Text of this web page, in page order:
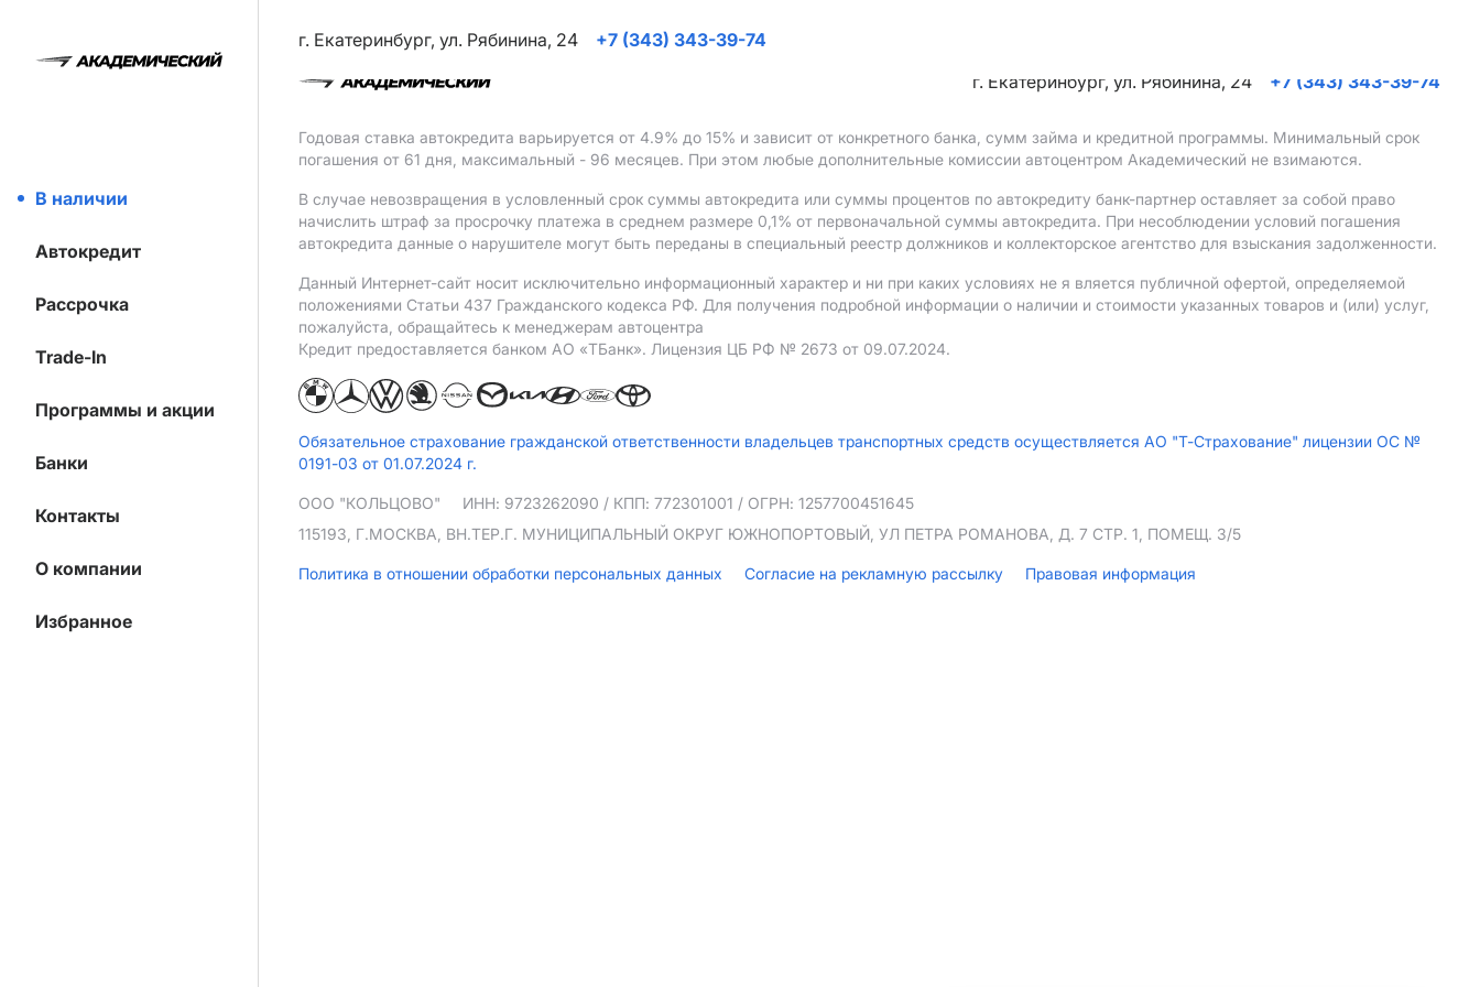
В наличии
Автокредит
Рассрочка
Trade-In
Программы и акции
Банки
Контакты
О компании
Избранное
г. Екатеринбург, ул. Рябинина, 24
+7 (343) 343-39-74
г. Екатеринбург, ул. Рябинина, 24
+7 (343) 343-39-74
Годовая ставка автокредита варьируется от 4.9% до 15% и зависит от конкретного банка, сумм займа и кредитной программы. Минимальный срок
погашения от 61 дня, максимальный - 96 месяцев. При этом любые дополнительные комиссии автоцентром Академический не взимаются.
В случае невозвращения в условленный срок суммы автокредита или суммы процентов по автокредиту банк-партнер оставляет за собой право
начислить штраф за просрочку платежа в среднем размере 0,1% от первоначальной суммы автокредита. При несоблюдении условий погашения
автокредита данные о нарушителе могут быть переданы в специальный реестр должников и коллекторское агентство для взыскания задолженности.
Данный Интернет-сайт носит исключительно информационный характер и ни при каких условиях не я вляется публичной офертой, определяемой
положениями Статьи 437 Гражданского кодекса РФ. Для получения подробной информации о наличии и стоимости указанных товаров и (или) услуг,
пожалуйста, обращайтесь к менеджерам автоцентра
Кредит предоставляется банком АO «ТБанк». Лицензия ЦБ РФ № 2673 от 09.07.2024.
Обязательное страхование гражданской ответственности владельцев транспортных средств осуществляется АО "Т-Страхование" лицензии ОС №
0191-03 от 01.07.2024 г.
ООО "КОЛЬЦОВО" ИНН: 9723262090 / КПП: 772301001 / ОГРН: 1257700451645
115193, Г.МОСКВА, ВН.ТЕР.Г. МУНИЦИПАЛЬНЫЙ ОКРУГ ЮЖНОПОРТОВЫЙ, УЛ ПЕТРА РОМАНОВА, Д. 7 СТР. 1, ПОМЕЩ. 3/5
Политика в отношении обработки персональных данных Согласие на рекламную рассылку Правовая информация